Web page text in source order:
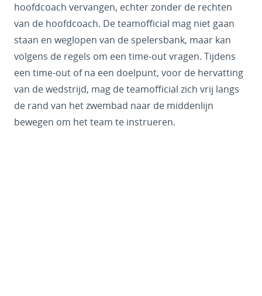
hoofdcoach vervangen, echter zonder de rechten
van de hoofdcoach. De teamofficial mag niet gaan
staan en weglopen van de spelersbank, maar kan
volgens de regels om een time-out vragen. Tijdens
een time-out of na een doelpunt, voor de hervatting
van de wedstrijd, mag de teamofficial zich vrij langs
de rand van het zwembad naar de middenlijn
bewegen om het team te instrueren.